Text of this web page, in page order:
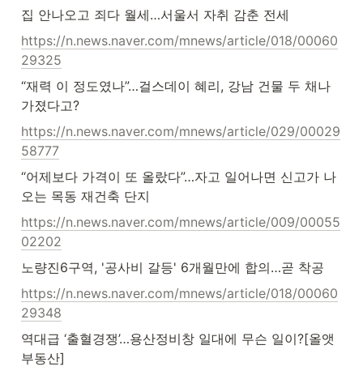
집 안나오고 죄다 월세…서울서 자취 감춘 전세
https://n.news.naver.com/mnews/article/018/00060
29325
“재력 이 정도였나”…걸스데이 혜리, 강남 건물 두 채나
가졌다고?
https://n.news.naver.com/mnews/article/029/00029
58777
“어제보다 가격이 또 올랐다”…자고 일어나면 신고가 나
오는 목동 재건축 단지
https://n.news.naver.com/mnews/article/009/00055
02202
노량진6구역, '공사비 갈등' 6개월만에 합의…곧 착공
https://n.news.naver.com/mnews/article/018/00060
29348
역대급 ‘출혈경쟁’…용산정비창 일대에 무슨 일이?[올앳
부동산]